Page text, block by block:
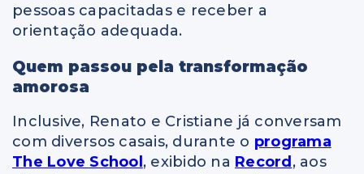
pessoas capacitadas e receber a
orientação adequada.
Quem passou pela transformação
amorosa
Inclusive, Renato e Cristiane já conversam
com diversos casais, durante o programa
The Love School , exibido na Record , aos